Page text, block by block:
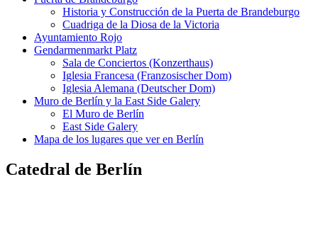
Historia y Construcción de la Puerta de Brandeburgo
Cuadriga de la Diosa de la Victoria
Ayuntamiento Rojo
Gendarmenmarkt Platz
Sala de Conciertos (Konzerthaus)
Iglesia Francesa (Franzosischer Dom)
Iglesia Alemana (Deutscher Dom)
Muro de Berlín y la East Side Galery
El Muro de Berlín
East Side Galery
Mapa de los lugares que ver en Berlín
Catedral de Berlín